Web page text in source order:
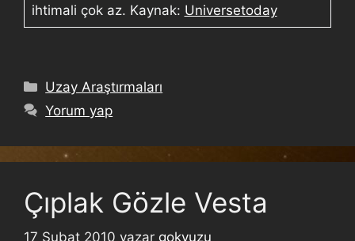
ihtimali çok az. Kaynak: Universetoday
Uzay Araştırmaları
Yorum yap
Çıplak Gözle Vesta
17 Şubat 2010 yazar gokyuzu